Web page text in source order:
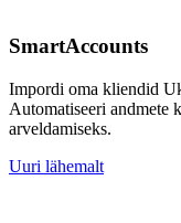
SmartAccounts
Impordi oma kliendid
Automatiseeri andmete
arveldamiseks.
Uuri lähemalt